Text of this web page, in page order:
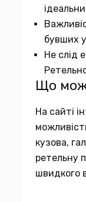
бувших
Не слід
Що
На сайті
кузова,
ретельну
швидкого